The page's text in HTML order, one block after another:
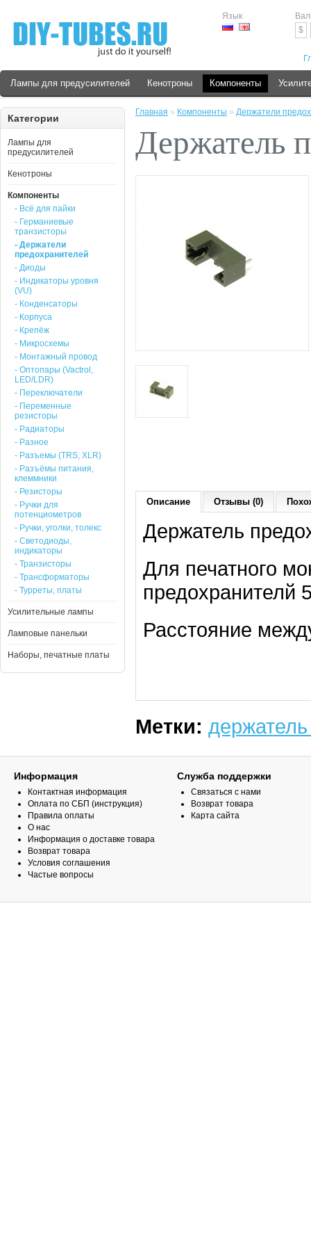
Язык
$
Лампы для предусилителей Кенотроны Компоненты
Категории
Лампы для
предусилителей
Кенотроны
Компоненты
- Всё для пайки
- Германиевые
транзисторы
- Держатели
предохранителей
- Диоды
- Индикаторы уровня
(VU)
- Конденсаторы
- Корпуса
- Крепёж
- Микросхемы
- Монтажный провод
- Оптопары (Vactrol,
LED/LDR)
- Переключатели
- Переменные
резисторы
- Радиаторы
- Разное
- Разъемы (TRS, XLR)
- Разъёмы питания,
клеммники
- Резисторы
- Ручки для
потенциометров
- Ручки, уголки, толекс
- Светодиоды,
индикаторы
- Транзисторы
- Трансформаторы
- Турреты, платы
Усилительные лампы
Ламповые панельки
Наборы, печатные платы
Главная » Компоненты » Держатели
Держатель
Описание Отзывы (0)
Держатель
Для печатного
предохранителй
Расстояние
Метки:
Информация
Контактная информация
Оплата по СБП (инструкция)
Правила оплаты
О нас
Информация о доставке товара
Возврат товара
Условия соглашения
Частые вопросы
Служба поддержки
Связаться с нами
Возврат товара
Карта сайта